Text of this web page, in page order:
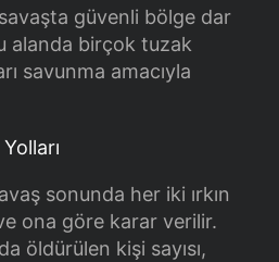
güvenli bölge dar
alanda birçok tuzak
savunma amacıyla
sonunda her iki ırkın
ve ona göre karar verilir.
öldürülen kişi sayısı,